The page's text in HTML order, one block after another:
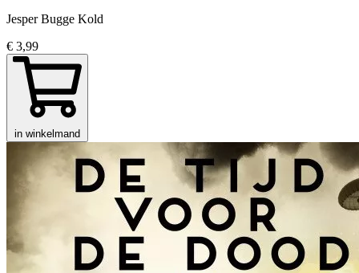
Jesper Bugge Kold
€ 3,99
in winkelmand